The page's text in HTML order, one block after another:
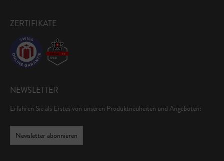
ZERTIFIKATE
NEWSLETTER
Erfahren Sie als Erstes von unseren Produktneuheiten und Angeboten:
Newsletter abonnieren